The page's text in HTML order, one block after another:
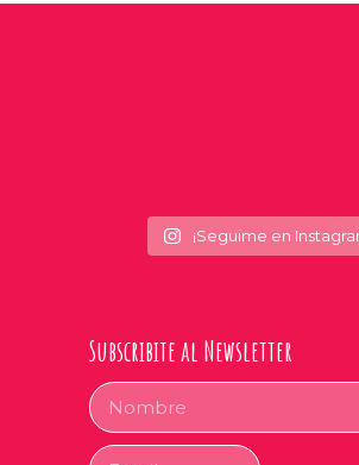
¡Seguime en
Subscribite al Newsletter